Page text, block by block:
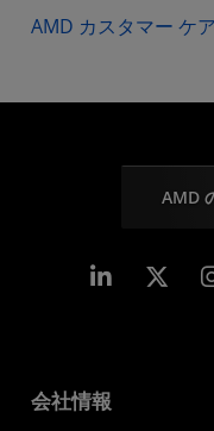
AMD カスタマー ケ
AMD
会社情報